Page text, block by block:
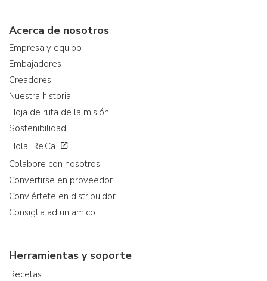
Acerca de nosotros
Empresa y equipo
Embajadores
Creadores
Nuestra historia
Hoja de ruta de la misión
Sostenibilidad
Hola. Re.Ca.
Colabore con nosotros
Convertirse en proveedor
Conviértete en distribuidor
Consiglia ad un amico
Herramientas y soporte
Recetas